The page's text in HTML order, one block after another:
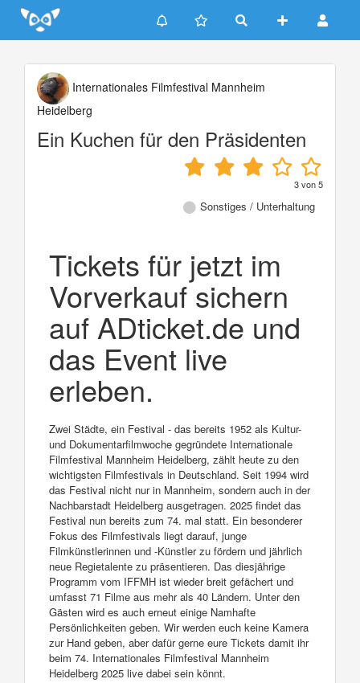
Update cookies preferences
Internationales Filmfestival Mannheim
Heidelberg
Ein Kuchen für den Präsidenten
3von5
Sonstiges / Unterhaltung
Tickets für jetzt im
Vorverkauf sichern
auf ADticket.de und
das Event live
erleben.
Zwei Städte, ein Festival - das bereits 1952 als Kultur-
und Dokumentarfilmwoche gegründete Internationale
Filmfestival Mannheim Heidelberg, zählt heute zu den
wichtigsten Filmfestivals in Deutschland. Seit 1994 wird
das Festival nicht nur in Mannheim, sondern auch in der
Nachbarstadt Heidelberg ausgetragen. 2025 findet das
Festival nun bereits zum 74. mal statt. Ein besonderer
Fokus des Filmfestivals liegt darauf, junge
Filmkünstlerinnen und -Künstler zu fördern und jährlich
neue Regietalente zu präsentieren. Das diesjährige
Programm vom IFFMH ist wieder breit gefächert und
umfasst 71 Filme aus mehr als 40 Ländern. Unter den
Gästen wird es auch erneut einige Namhafte
Persönlichkeiten geben. Wir werden euch keine Kamera
zur Hand geben, aber dafür gerne eure Tickets damit ihr
beim 74. Internationales Filmfestival Mannheim
Heidelberg 2025 live dabei sein könnt.